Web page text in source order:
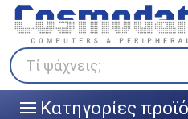
Τί ψάχνεις;
||| Κατηγορίες
Klarna
Πληρώστε σε 3
άτοκες δόσεις